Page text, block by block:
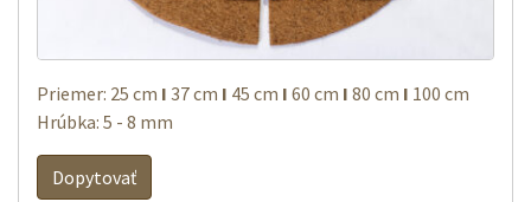
Priemer: 25 cm Ι 37 cm Ι 45 cm Ι 60 cm Ι 80 cm Ι 100 cm
Hrúbka: 5 - 8 mm
Dopytovať